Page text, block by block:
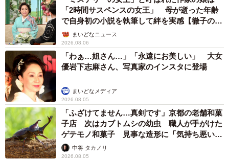
「2時間サスペンスの女王」 母が逝った年齢
で自身初の小説を執筆して絆を実感【徹子の部
屋】まいどなニュース
2026.08.06
「わぁ…姐さん…」「永遠にお美しい」 大女
優岩下志麻さん、写真家のインスタに登場
まいどなメディア
2026.08.05
「ふざけてません…真剣です」京都の老舗和菓
子店 次はカブトムシの幼虫 職人が手がけた
ゲテモノ和菓子 見事な造形に「気持ち悪いく
らいリアル」
中将 タカノリ
2026.08.05